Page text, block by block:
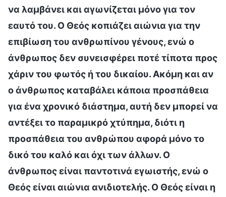
να λαμβάνει και αγωνίζεται μόνο για τον
εαυτό του. Ο Θεός κοπιάζει αιώνια για την
επιβίωση του ανθρωπίνου γένους, ενώ ο
άνθρωπος δεν συνεισφέρει ποτέ τίποτα προς
χάριν του φωτός ή του δικαίου. Ακόμη και αν
ο άνθρωπος καταβάλει κάποια προσπάθεια
για ένα χρονικό διάστημα, αυτή δεν μπορεί να
αντέξει το παραμικρό χτύπημα, διότι η
προσπάθεια του ανθρώπου αφορά μόνο το
δικό του καλό και όχι των άλλων. Ο
άνθρωπος είναι παντοτινά εγωιστής, ενώ ο
Θεός είναι αιώνια ανιδιοτελής. Ο Θεός είναι η